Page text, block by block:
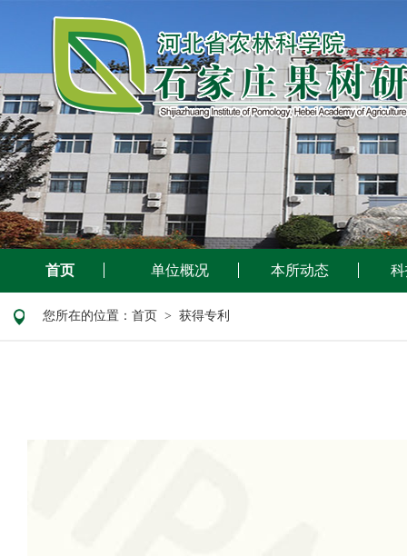
首页 单位概况 本所动态
您所在的位置： 首页 > 获得专利